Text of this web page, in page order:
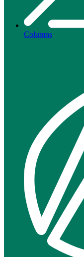
Columns